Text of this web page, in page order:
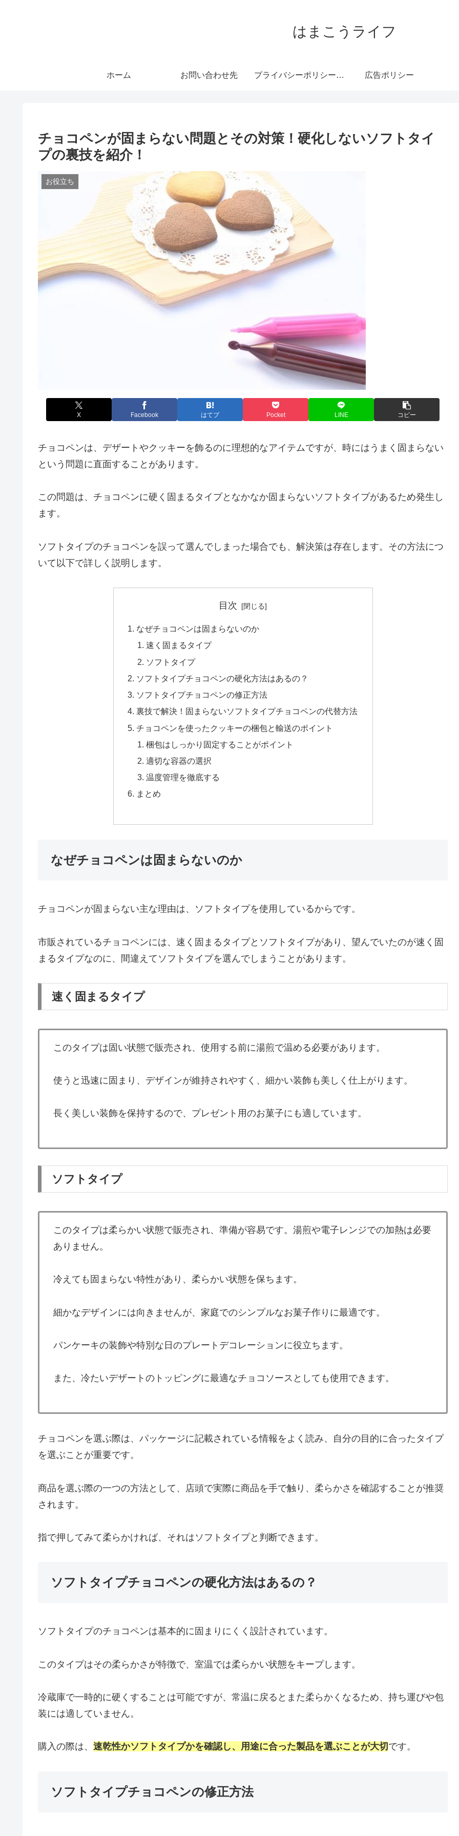
はまこうライフ
ホーム お問い合わせ先 プライバシーポリシー・免責事項 広告ポリシー
チョコペンが固まらない問題とその対策！硬化しないソフトタイ
プの裏技を紹介！
お役立ち
X Facebook はてブ Pocket LINE コピー
チョコペンは、デザートやクッキーを飾るのに理想的なアイテムですが、時にはうまく固まらない
という問題に直面することがあります。
この問題は、チョコペンに硬く固まるタイプとなかなか固まらないソフトタイプがあるため発生し
ます。
ソフトタイプのチョコペンを誤って選んでしまった場合でも、解決策は存在します。その方法につ
いて以下で詳しく説明します。
目次
なぜチョコペンは固まらないのか
速く固まるタイプ
ソフトタイプ
ソフトタイプチョコペンの硬化方法はあるの？
ソフトタイプチョコペンの修正方法
裏技で解決！固まらないソフトタイプチョコペンの代替方法
チョコペンを使ったクッキーの梱包と輸送のポイント
梱包はしっかり固定することがポイント
適切な容器の選択
温度管理を徹底する
まとめ
なぜチョコペンは固まらないのか
チョコペンが固まらない主な理由は、ソフトタイプを使用しているからです。
市販されているチョコペンには、速く固まるタイプとソフトタイプがあり、望んでいたのが速く固
まるタイプなのに、間違えてソフトタイプを選んでしまうことがあります。
速く固まるタイプ
このタイプは固い状態で販売され、使用する前に湯煎で温める必要があります。
使うと迅速に固まり、デザインが維持されやすく、細かい装飾も美しく仕上がります。
長く美しい装飾を保持するので、プレゼント用のお菓子にも適しています。
ソフトタイプ
このタイプは柔らかい状態で販売され、準備が容易です。湯煎や電子レンジでの加熱は必要
ありません。
冷えても固まらない特性があり、柔らかい状態を保ちます。
細かなデザインには向きませんが、家庭でのシンプルなお菓子作りに最適です。
パンケーキの装飾や特別な日のプレートデコレーションに役立ちます。
また、冷たいデザートのトッピングに最適なチョコソースとしても使用できます。
チョコペンを選ぶ際は、パッケージに記載されている情報をよく読み、自分の目的に合ったタイプ
を選ぶことが重要です。
商品を選ぶ際の一つの方法として、店頭で実際に商品を手で触り、柔らかさを確認することが推奨
されます。
指で押してみて柔らかければ、それはソフトタイプと判断できます。
ソフトタイプチョコペンの硬化方法はあるの？
ソフトタイプのチョコペンは基本的に固まりにくく設計されています。
このタイプはその柔らかさが特徴で、室温では柔らかい状態をキープします。
冷蔵庫で一時的に硬くすることは可能ですが、常温に戻るとまた柔らかくなるため、持ち運びや包
装には適していません。
購入の際は、 速乾性かソフトタイプかを確認し、用途に合った製品を選ぶことが大切 です。
ソフトタイプチョコペンの修正方法